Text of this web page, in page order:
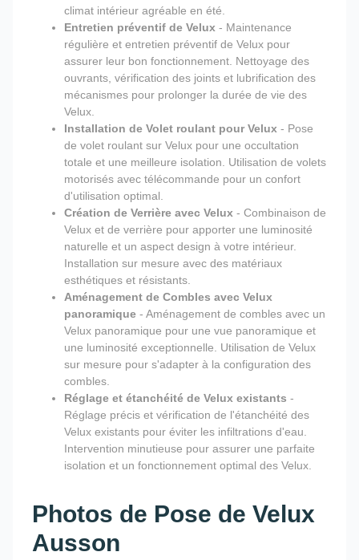
climat intérieur agréable en été.
Entretien préventif de Velux - Maintenance
régulière et entretien préventif de Velux pour
assurer leur bon fonctionnement. Nettoyage des
ouvrants, vérification des joints et lubrification des
mécanismes pour prolonger la durée de vie des
Velux.
Installation de Volet roulant pour Velux - Pose
de volet roulant sur Velux pour une occultation
totale et une meilleure isolation. Utilisation de volets
motorisés avec télécommande pour un confort
d'utilisation optimal.
Création de Verrière avec Velux - Combinaison de
Velux et de verrière pour apporter une luminosité
naturelle et un aspect design à votre intérieur.
Installation sur mesure avec des matériaux
esthétiques et résistants.
Aménagement de Combles avec Velux
panoramique - Aménagement de combles avec un
Velux panoramique pour une vue panoramique et
une luminosité exceptionnelle. Utilisation de Velux
sur mesure pour s'adapter à la configuration des
combles.
Réglage et étanchéité de Velux existants -
Réglage précis et vérification de l'étanchéité des
Velux existants pour éviter les infiltrations d'eau.
Intervention minutieuse pour assurer une parfaite
isolation et un fonctionnement optimal des Velux.
Photos de Pose de Velux
Ausson